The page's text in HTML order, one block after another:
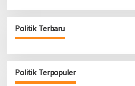
Politik Terbaru
Politik Terpopuler